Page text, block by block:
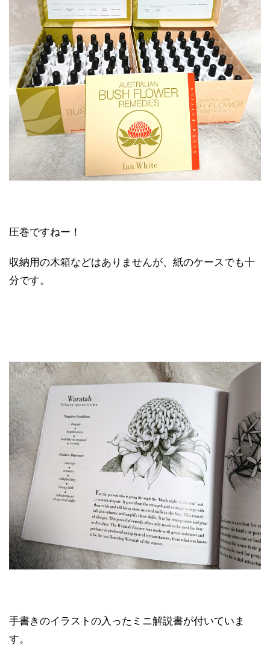
圧巻ですねー！
収納用の木箱などはありませんが、紙のケースでも十
分です。
手書きのイラストの入ったミニ解説書が付いていま
す。